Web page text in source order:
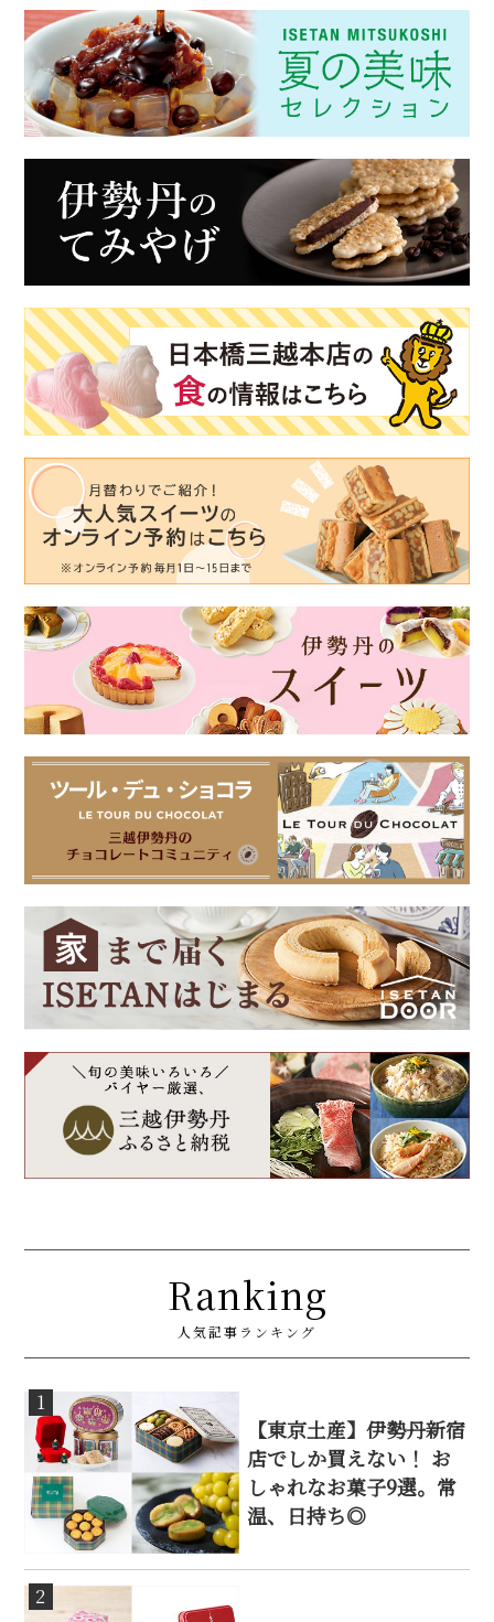
Ranking
人気記事ランキング
1
【東京土産】伊勢丹新宿
店でしか買えない！ お
しゃれなお菓子9選。常
温、日持ち◎
2